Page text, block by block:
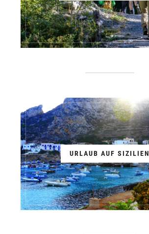
URLAUB AUF SIZILIEN